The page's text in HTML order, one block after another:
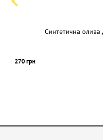
Синтетична олива
270 грн